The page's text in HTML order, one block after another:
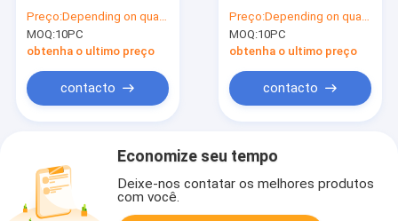
800mm, fabricação
de aço inoxidável do
tubo para o petróleo
Preço:Depending on quantity
MOQ:10PC
obtenha o ultimo preço
contacto
A234 Wp22 Wp91
Wp92 do central
elétrica
Preço:Depending on quantity
MOQ:10PC
obtenha o ultimo preço
contacto
Economize seu tempo
Deixe-nos contatar os melhores produtos
com você.